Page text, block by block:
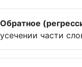
Обратное
усечении части